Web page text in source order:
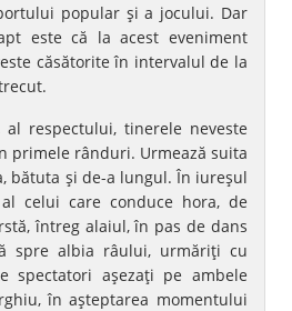
popular şi a jocului. Dar
este că la acest eveniment
căsătorite în intervalul de la
respectului, tinerele neveste
primele rânduri. Urmează suita
bătuta şi de-a lungul. În iureşul
celui care conduce hora, de
întreg alaiul, în pas de dans
spre albia râului, urmăriţi cu
spectatori aşezaţi pe ambele
în aşteptarea momentului